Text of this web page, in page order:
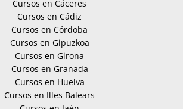
Cursos en Cáceres
Cursos en Cádiz
Cursos en Córdoba
Cursos en Gipuzkoa
Cursos en Girona
Cursos en Granada
Cursos en Huelva
Cursos en Illes Balears